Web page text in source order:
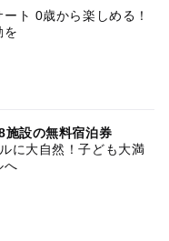
ト 0歳から楽しめる！
を
施設の無料宿泊券
に大自然！子ども大満
へ